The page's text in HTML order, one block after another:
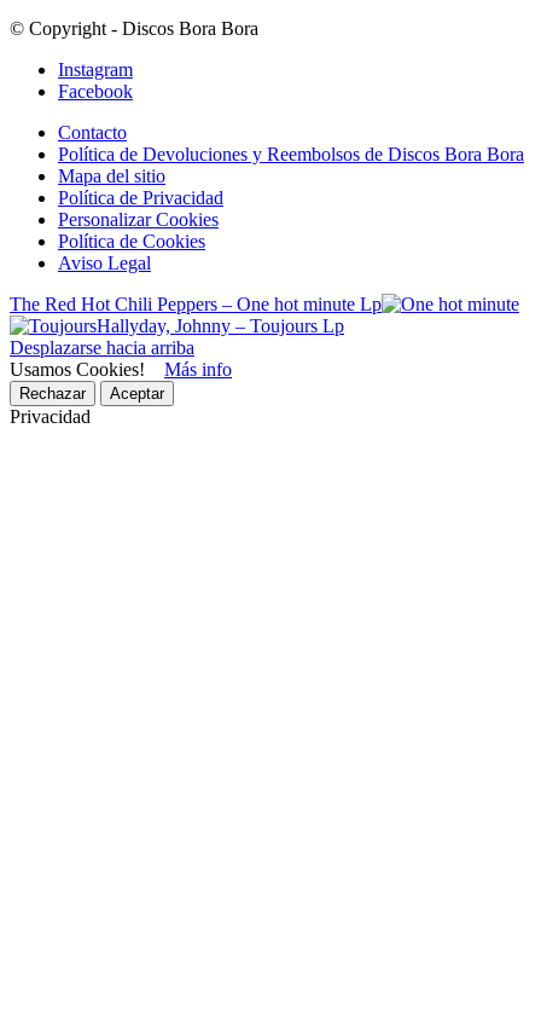
© Copyright - Discos Bora Bora
Instagram
Facebook
Contacto
Política de Devoluciones y Reembolsos de Discos Bora Bora
Mapa del sitio
Política de Privacidad
Personalizar Cookies
Política de Cookies
Aviso Legal
The Red Hot Chili Peppers – One hot minute Lp
Hallyday, Johnny – Toujours Lp
Desplazarse hacia arriba
Usamos Cookies! Más info
Rechazar Aceptar
Privacidad